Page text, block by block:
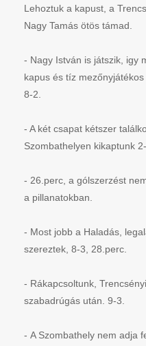
Lehoztuk a kapust, a
Nagy Tamás ötös támad.
- Nagy István is játszik, igy
kapus és tíz
8-2.
- A két csapat kétszer
Szombathelyen kikaptunk
- 26.perc, a gólszerzést
a pillanatokban.
- Most jobb a Haladás,
szereztek, 8-3, 28.perc.
- Rákapcsoltunk,
szabadrúgás után. 9-3.
- A Szombathely nem adja